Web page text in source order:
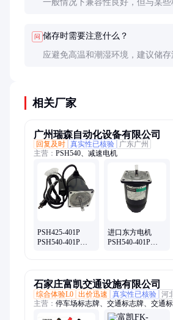
一般情况下兼容性良好，但与某
问 储存时需要注意什么？
应避免高温和潮湿环境，建议储
相关厂家
广州瑞森自动化设备有限公司
回复及时 真实性已核验
广东广州
主营： PSH540、减速电机
PSH425-401P
PSH540-401P
进口东方电机
PSH540-401P
石家庄富凯交通设施有限公司
综合体验L0 出价迅速 真实性已核验 河
主营： 停车场标志牌、交通标志牌、交通
桶、隔离墩、车位锁、护墙角、挡车器、